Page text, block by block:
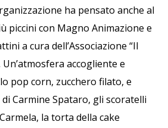
ha pensato anche al
piccini con Magno Animazione e
a cura dell’Associazione “Il
accogliente e
pop corn, zucchero filato, e
Carmine Spataro, gli scoratelli
la torta della cake